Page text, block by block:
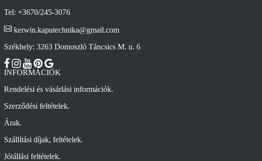
Tel: +3670/245-3076
kerwin.kaputechnika@gmail.com
Székhely: 3263 Domoszló Táncsics M. u. 6
INFORMÁCIÓK
Rendelési és vásárlási információk.
Szerződési feltételek.
Árak.
Szállítási díjak, feltételek.
Jótállási feltételek.